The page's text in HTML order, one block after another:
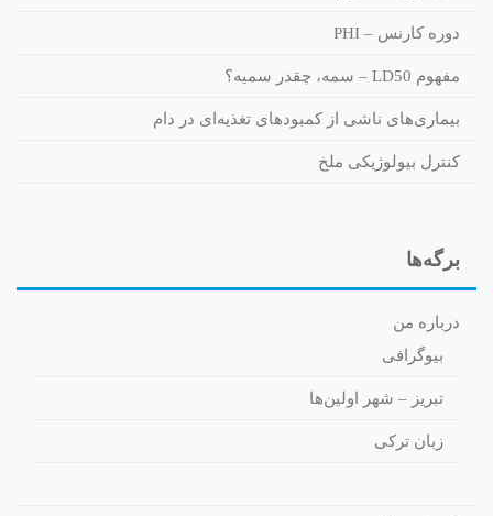
دوره کارنس – PHI
مفهوم LD50 – سمه، چقدر سمیه؟
بیماری‌های ناشی از کمبودهای تغذیه‌ای در دام
کنترل بیولوژیکی ملخ
برگه‌ها
درباره من
بیوگرافی
تبریز – شهر اولین‌ها
زبان ترکی